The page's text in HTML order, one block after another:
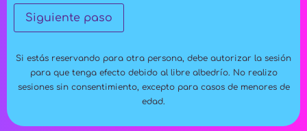
Siguiente paso
Si estás reservando para otra persona, debe autorizar la sesión
para que tenga efecto debido al libre albedrío. No realizo
sesiones sin consentimiento, excepto para casos de menores de
edad.